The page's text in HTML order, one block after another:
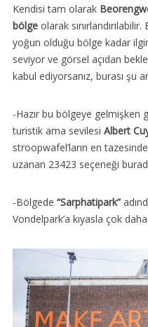
Kendisi tam olarak
bölge olarak
yoğun olduğu bölge kadar
seviyor ve görsel açıdan
kabul ediyorsanız, burası şu
-Hazır bu bölgeye gelmişken
turistik ama sevilesi Albert
stroopwafel’ların en
uzanan 23423 seçeneği
-Bölgede “Sarphatipark”
Vondelpark’a kıyasla çok